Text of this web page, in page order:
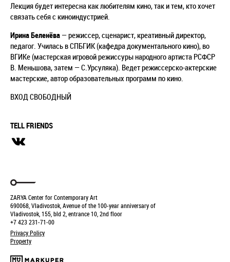
Лекция будет интересна как любителям кино, так и тем, кто хочет
связать себя с киноиндустрией.
Ирина Беленёва — режиссер, сценарист, креативный директор,
педагог. Училась в СПБГИК (кафедра документального кино), во
ВГИКе (мастерская игровой режиссуры народного артиста РСФСР
В. Меньшова, затем — С.Урсуляка). Ведет режиссерско-актерские
мастерские, автор образовательных программ по кино.
ВХОД СВОБОДНЫЙ
TELL FRIENDS
ZARYA Center for Contemporary Art
690068, Vladivostok, Avenue of the 100-year anniversary of
Vladivostok, 155, bld 2, entrance 10, 2nd floor
+7 423 231-71-00
Privacy Policy
Property